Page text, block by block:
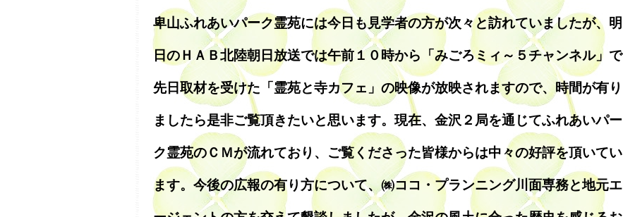
卑山ふれあいパーク霊苑には今日も見学者の方が次々と訪れていましたが、明
日のＨＡＢ北陸朝日放送では午前１０時から「みごろミィ～５チャンネル」で
先日取材を受けた「霊苑と寺カフェ」の映像が放映されますので、時間が有り
ましたら是非ご覧頂きたいと思います。現在、金沢２局を通じてふれあいパー
ク霊苑のＣＭが流れており、ご覧くださった皆様からは中々の好評を頂いてい
ます。今後の広報の有り方について、㈱ココ・プランニング川面専務と地元エ